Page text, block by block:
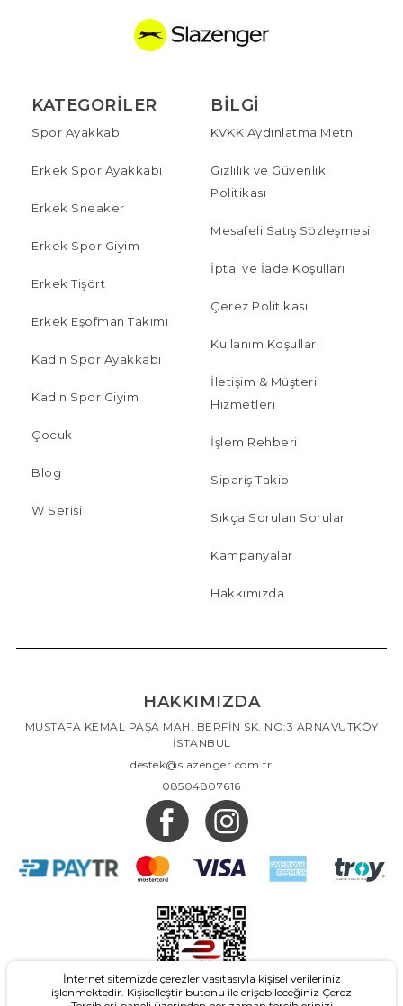
KATEGORILER
Spor Ayakkabı
Erkek Spor Ayakkabı
Erkek Sneaker
Erkek Spor Giyim
Erkek Tişört
Erkek Eşofman Takımı
Kadın Spor Ayakkabı
Kadın Spor Giyim
Çocuk
Blog
W Serisi
BILGI
KVKK Aydınlatma Metni
Gizlilik ve Güvenlik
Politikası
Mesafeli Satış Sözleşmesi
İptal ve İade Koşulları
Çerez Politikası
Kullanım Koşulları
İletişim & Müşteri
Hizmetleri
İşlem Rehberi
Sipariş Takip
Sıkça Sorulan Sorular
Kampanyalar
Hakkımızda
HAKKIMIZDA
MUSTAFA KEMAL PAŞA MAH. BERFİN SK. NO:3 ARNAVUTKÖY
İSTANBUL
destek@slazenger.com.tr
08504807616
İnternet sitemizde çerezler vasıtasıyla kişisel verileriniz
işlenmektedir. Kişiselleştir butonu ile erişebileceğiniz Çerez